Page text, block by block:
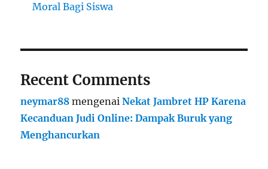
Moral Bagi Siswa
Recent Comments
neymar88 mengenaiNekat Jambret HP Karena
Kecanduan Judi Online: Dampak Buruk yang
Menghancurkan